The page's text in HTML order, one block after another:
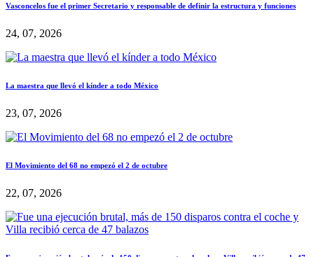
Vasconcelos fue el primer Secretario y responsable de definir la estructura y funciones
24, 07, 2026
La maestra que llevó el kínder a todo México
23, 07, 2026
El Movimiento del 68 no empezó el 2 de octubre
22, 07, 2026